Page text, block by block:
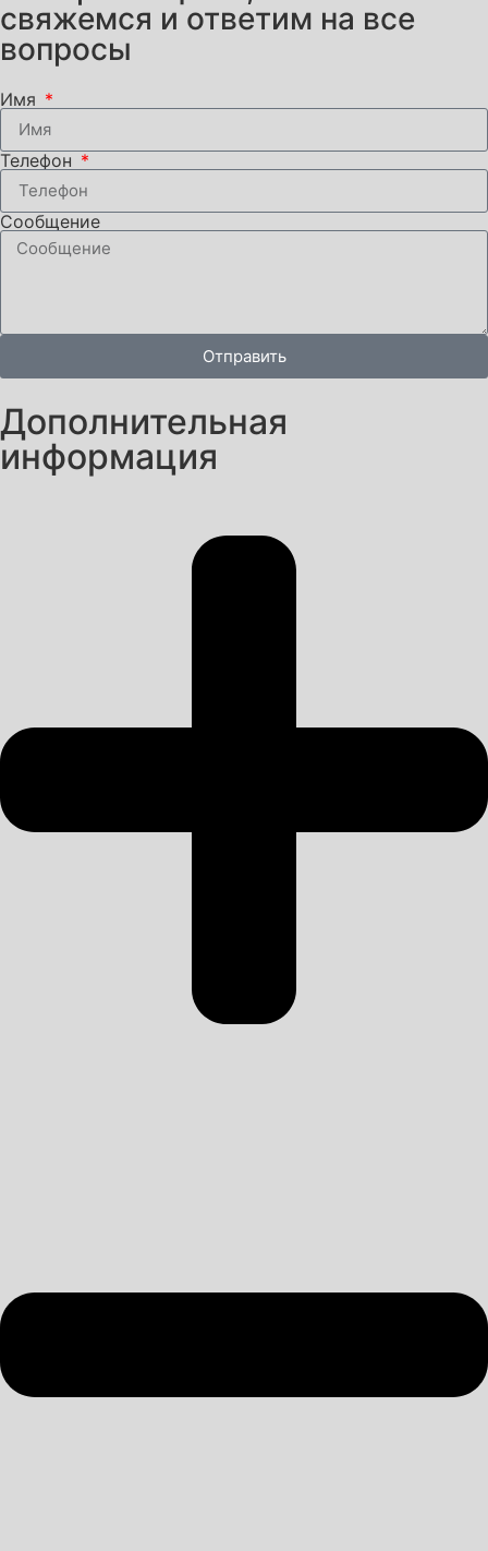
свяжемся и ответим на все
вопросы
Имя
Телефон
Сообщение
Отправить
Дополнительная
информация